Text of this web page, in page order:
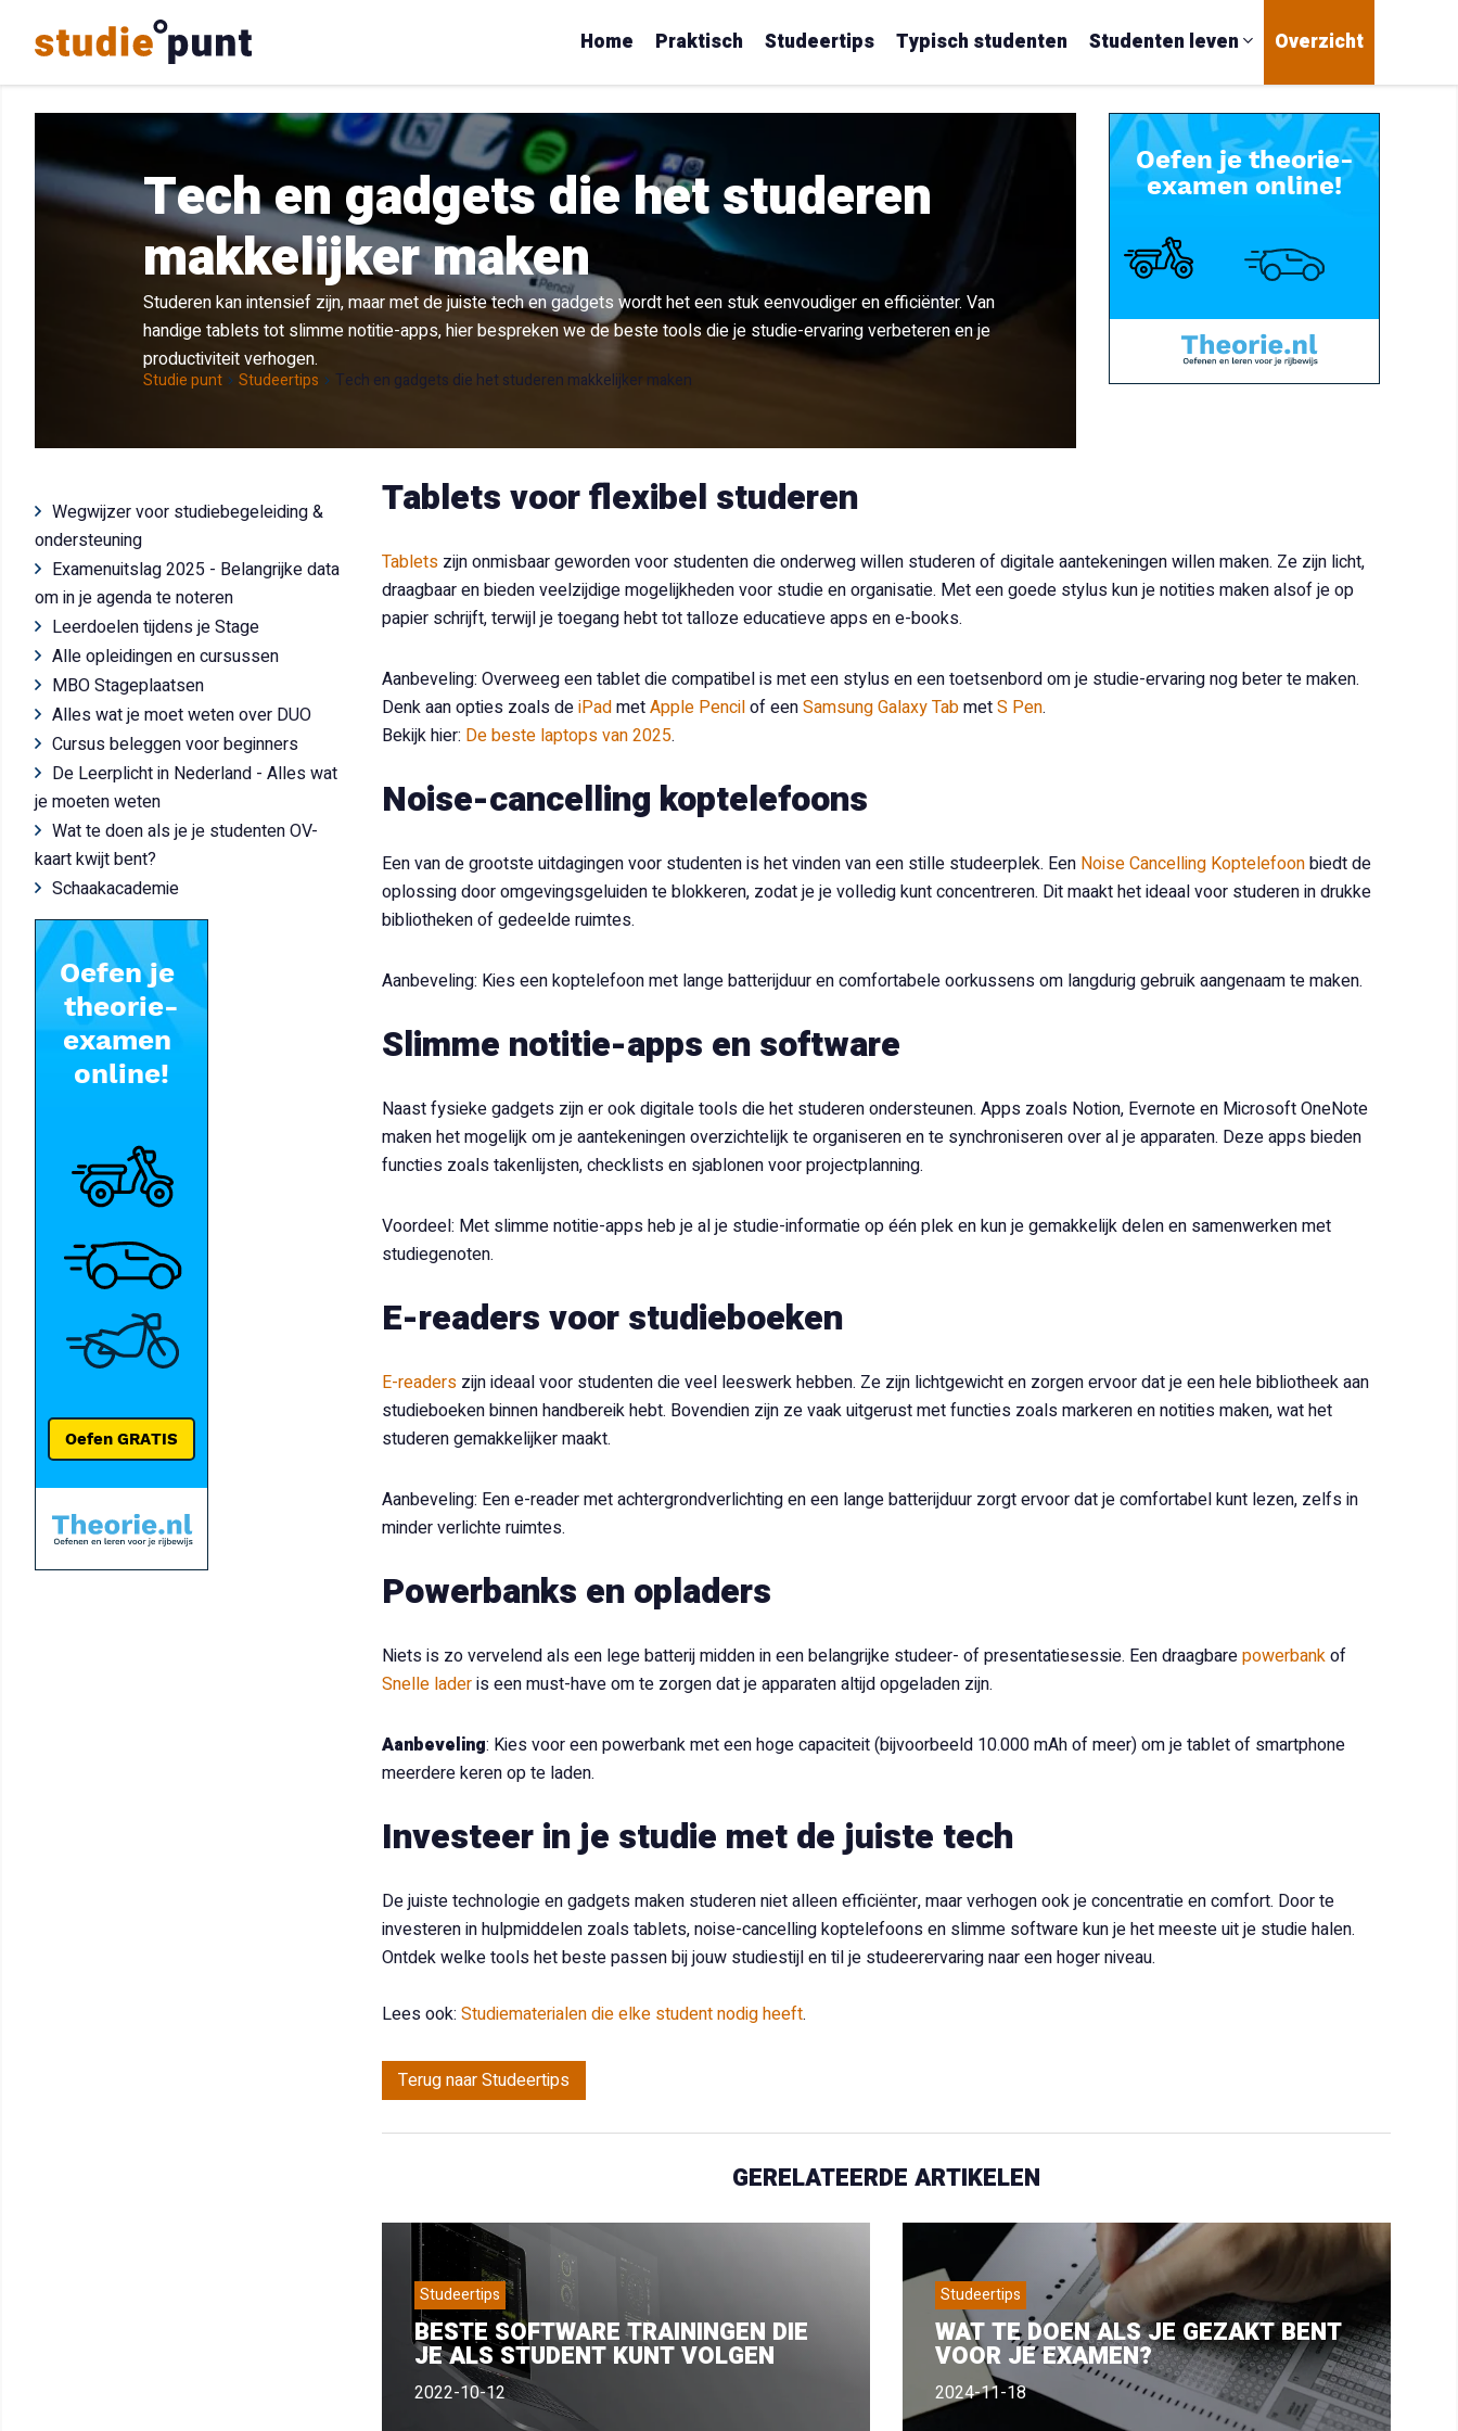
Home Praktisch Studeertips Typisch studenten Studenten leven Overzicht
Tech en gadgets die het studeren
makkelijker maken
Studeren kan intensief zijn, maar met de juiste tech en gadgets wordt het een stuk eenvoudiger en efficiënter. Van
handige tablets tot slimme notitie-apps, hier bespreken we de beste tools die je studie-ervaring verbeteren en je
productiviteit verhogen.
Studie punt Studeertips Tech en gadgets die het studeren makkelijker maken
Wegwijzer voor studiebegeleiding &
ondersteuning
Examenuitslag 2025 - Belangrijke data
om in je agenda te noteren
Leerdoelen tijdens je Stage
Alle opleidingen en cursussen
MBO Stageplaatsen
Alles wat je moet weten over DUO
Cursus beleggen voor beginners
De Leerplicht in Nederland - Alles wat
je moeten weten
Wat te doen als je je studenten OV-
kaart kwijt bent?
Schaakacademie
Tablets voor flexibel studeren
Tablets zijn onmisbaar geworden voor studenten die onderweg willen studeren of digitale aantekeningen willen maken. Ze zijn licht,
draagbaar en bieden veelzijdige mogelijkheden voor studie en organisatie. Met een goede stylus kun je notities maken alsof je op
papier schrijft, terwijl je toegang hebt tot talloze educatieve apps en e-books.
Aanbeveling: Overweeg een tablet die compatibel is met een stylus en een toetsenbord om je studie-ervaring nog beter te maken.
Denk aan opties zoals deiPadmetApple Pencilof eenSamsung Galaxy TabmetS Pen.
Bekijk hier: De beste laptops van 2025.
Noise-cancelling koptelefoons
Een van de grootste uitdagingen voor studenten is het vinden van een stille studeerplek. Een Noise Cancelling Koptelefoonbiedt de
oplossing door omgevingsgeluiden te blokkeren, zodat je je volledig kunt concentreren. Dit maakt het ideaal voor studeren in drukke
bibliotheken of gedeelde ruimtes.
Aanbeveling: Kies een koptelefoon met lange batterijduur en comfortabele oorkussens om langdurig gebruik aangenaam te maken.
Slimme notitie-apps en software
Naast fysieke gadgets zijn er ook digitale tools die het studeren ondersteunen. Apps zoals Notion, Evernote en Microsoft OneNote
maken het mogelijk om je aantekeningen overzichtelijk te organiseren en te synchroniseren over al je apparaten. Deze apps bieden
functies zoals takenlijsten, checklists en sjablonen voor projectplanning.
Voordeel: Met slimme notitie-apps heb je al je studie-informatie op één plek en kun je gemakkelijk delen en samenwerken met
studiegenoten.
E-readers voor studieboeken
E-readers zijn ideaal voor studenten die veel leeswerk hebben. Ze zijn lichtgewicht en zorgen ervoor dat je een hele bibliotheek aan
studieboeken binnen handbereik hebt. Bovendien zijn ze vaak uitgerust met functies zoals markeren en notities maken, wat het
studeren gemakkelijker maakt.
Aanbeveling: Een e-reader met achtergrondverlichting en een lange batterijduur zorgt ervoor dat je comfortabel kunt lezen, zelfs in
minder verlichte ruimtes.
Powerbanks en opladers
Niets is zo vervelend als een lege batterij midden in een belangrijke studeer- of presentatiesessie. Een draagbarepowerbankof
Snelle laderis een must-have om te zorgen dat je apparaten altijd opgeladen zijn.
Aanbeveling: Kies voor een powerbank met een hoge capaciteit (bijvoorbeeld 10.000 mAh of meer) om je tablet of smartphone
meerdere keren op te laden.
Investeer in je studie met de juiste tech
De juiste technologie en gadgets maken studeren niet alleen efficiënter, maar verhogen ook je concentratie en comfort. Door te
investeren in hulpmiddelen zoals tablets, noise-cancelling koptelefoons en slimme software kun je het meeste uit je studie halen.
Ontdek welke tools het beste passen bij jouw studiestijl en til je studeerervaring naar een hoger niveau.
Lees ook: Studiematerialen die elke student nodig heeft.
Terug naar Studeertips
GERELATEERDE ARTIKELEN
Studeertips
BESTE SOFTWARE TRAININGEN DIE
JE ALS STUDENT KUNT VOLGEN
2022-10-12
Studeertips
WAT TE DOEN ALS JE GEZAKT BENT
VOOR JE EXAMEN?
2024-11-18